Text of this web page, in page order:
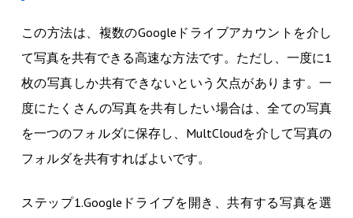
この方法は、複数のGoogleドライブアカウントを介し
て写真を共有できる高速な方法です。ただし、一度に1
枚の写真しか共有できないという欠点があります。一
度にたくさんの写真を共有したい場合は、全ての写真
を一つのフォルダに保存し、MultCloudを介して写真の
フォルダを共有すればよいです。
ステップ1.Googleドライブを開き、共有する写真を選